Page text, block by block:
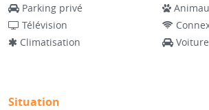
Parking privé
Télévision
Climatisation
Situation